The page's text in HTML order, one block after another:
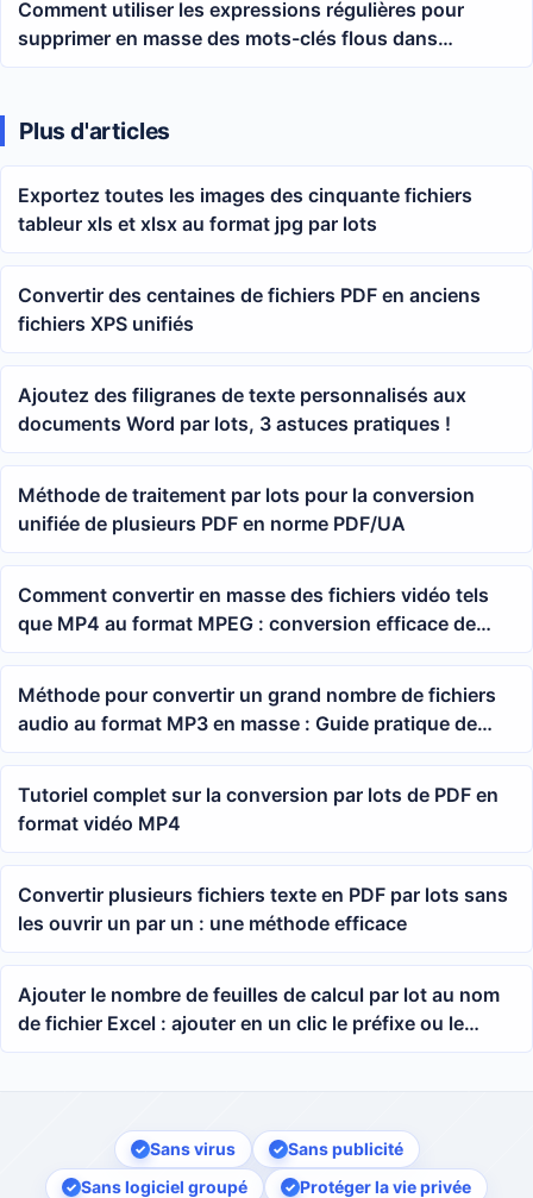
Comment utiliser les expressions régulières pour
supprimer en masse des mots-clés flous dans
plusieurs documents Word
Plus d'articles
Exportez toutes les images des cinquante fichiers
tableur xls et xlsx au format jpg par lots
Convertir des centaines de fichiers PDF en anciens
fichiers XPS unifiés
Ajoutez des filigranes de texte personnalisés aux
documents Word par lots, 3 astuces pratiques !
Méthode de traitement par lots pour la conversion
unifiée de plusieurs PDF en norme PDF/UA
Comment convertir en masse des fichiers vidéo tels
que MP4 au format MPEG : conversion efficace de
plusieurs formats vidéo
Méthode pour convertir un grand nombre de fichiers
audio au format MP3 en masse : Guide pratique de
conversion audio par lots
Tutoriel complet sur la conversion par lots de PDF en
format vidéo MP4
Convertir plusieurs fichiers texte en PDF par lots sans
les ouvrir un par un : une méthode efficace
Ajouter le nombre de feuilles de calcul par lot au nom
de fichier Excel : ajouter en un clic le préfixe ou le
suffixe du nombre de feuilles au tableau xlsx
Sans virus
Sans publicité
Sans logiciel groupé
Protéger la vie privée